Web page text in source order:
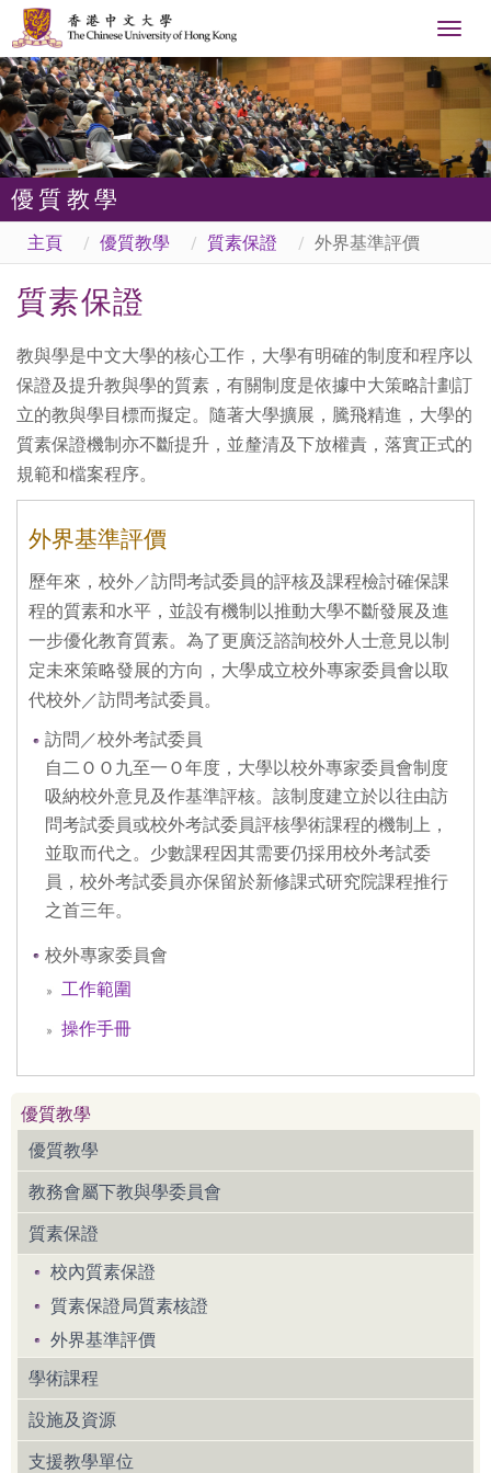
優質教學
主頁 優質教學 質素保證 外界基準評價
質素保證
教與學是中文大學的核心工作，大學有明確的制度和程序以
保證及提升教與學的質素，有關制度是依據中大策略計劃訂
立的教與學目標而擬定。隨著大學擴展，騰飛精進，大學的
質素保證機制亦不斷提升，並釐清及下放權責，落實正式的
規範和檔案程序。
外界基準評價
歷年來，校外／訪問考試委員的評核及課程檢討確保課
程的質素和水平，並設有機制以推動大學不斷發展及進
一步優化教育質素。為了更廣泛諮詢校外人士意見以制
定未來策略發展的方向，大學成立校外專家委員會以取
代校外／訪問考試委員。
訪問／校外考試委員
自二ＯＯ九至一Ｏ年度，大學以校外專家委員會制度
吸納校外意見及作基準評核。該制度建立於以往由訪
問考試委員或校外考試委員評核學術課程的機制上，
並取而代之。少數課程因其需要仍採用校外考試委
員，校外考試委員亦保留於新修課式研究院課程推行
之首三年。
校外專家委員會
工作範圍
操作手冊
優質教學
優質教學
教務會屬下教與學委員會
質素保證
校內質素保證
質素保證局質素核證
外界基準評價
學術課程
設施及資源
支援教學單位